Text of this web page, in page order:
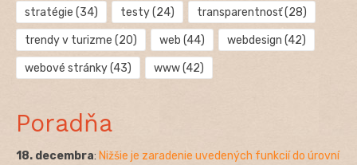
stratégie (34) testy(24) transparentnosť(28)
trendy v turizme (20) web (44) webdesign (42)
webové stránky(43) www(42)
Poradňa
18. decembra: Nižšie je zaradenie uvedených funkcií do úrovní